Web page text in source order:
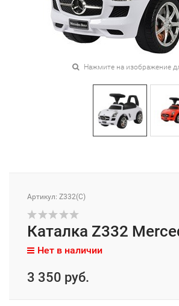
Нажмите на изображение
Артикул: Z332(C)
Каталка Z332
Нет в наличии
3 350 руб.